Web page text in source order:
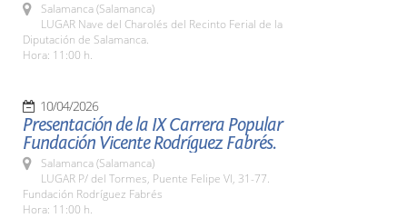
Salamanca (Salamanca)
LUGAR Nave del Charolés del Recinto Ferial de la
Diputación de Salamanca.
Hora: 11:00 h.
10/04/2026
Presentación de la IX Carrera Popular
Fundación Vicente Rodríguez Fabrés.
Salamanca (Salamanca)
LUGAR P/ del Tormes, Puente Felipe VI, 31-77.
Fundación Rodríguez Fabrés
Hora: 11:00 h.